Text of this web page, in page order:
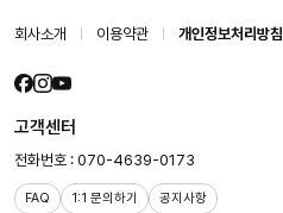
회사소개 이용약관 개인정보처리방침
고객센터
전화번호 : 070-4639-0173
FAQ 1:1 문의하기 공지사항